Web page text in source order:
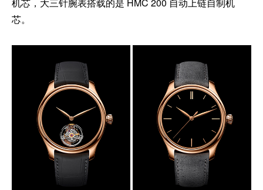
机芯，大三针腕表搭载的是 HMC 200 自动上链自制机
芯。